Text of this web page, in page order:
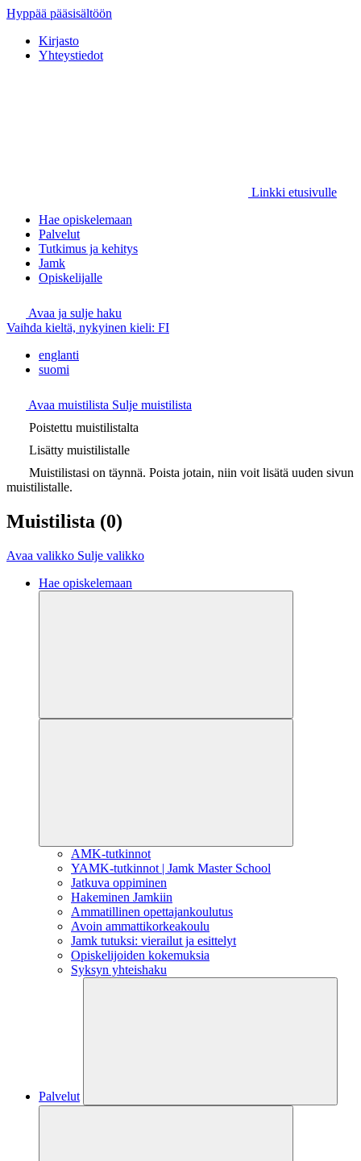
Hyppää pääsisältöön
Kirjasto
Yhteystiedot
Linkki etusivulle
Hae opiskelemaan
Palvelut
Tutkimus ja kehitys
Jamk
Opiskelijalle
Avaa ja sulje haku
Vaihda kieltä, nykyinen kieli: FI
englanti
suomi
Avaa muistilista Sulje muistilista
Poistettu muistilistalta
Lisätty muistilistalle
Muistilistasi on täynnä. Poista jotain, niin voit lisätä uuden sivun
muistilistalle.
Muistilista (0)
Avaa valikko Sulje valikko
Hae opiskelemaan
AMK-tutkinnot
YAMK-tutkinnot | Jamk Master School
Jatkuva oppiminen
Hakeminen Jamkiin
Ammatillinen opettajankoulutus
Avoin ammattikorkeakoulu
Jamk tutuksi: vierailut ja esittelyt
Opiskelijoiden kokemuksia
Syksyn yhteishaku
Palvelut